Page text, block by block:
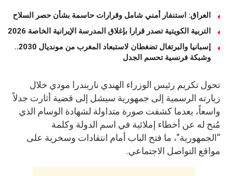
العراق: استنفار أمني شامل وقرارات حاسمة بشأن حصر السلاح
التربية الكويتية تصدر قرارا بإغلاق المدرسة الإيرانية الخاصة 2026
إسبانيا والبرتغال تضغطان لاستبعاد المغرب من مونديال 2030..
وشبكة فرنسية تحسم الجدل
تحول تكريم رئيس الوزراء الهندي ناريندرا مودي خلال
زيارته الرسمية إلى جمهورية سيشل إلى قضية أثارت جدلاً
واسعاً، بعدما كشفت صورة متداولة لشهادة الوسام الذي
مُنح له عن أخطاء إملائية في اسم الدولة وكلمة
“الجمهورية”، ما فتح الباب أمام انتقادات وسخرية على
مواقع التواصل الاجتماعي.